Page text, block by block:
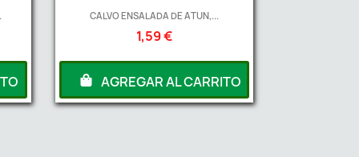
CALVO ENSALADA DE ATUN,...
1,59 €
AGREGAR AL CARRITO